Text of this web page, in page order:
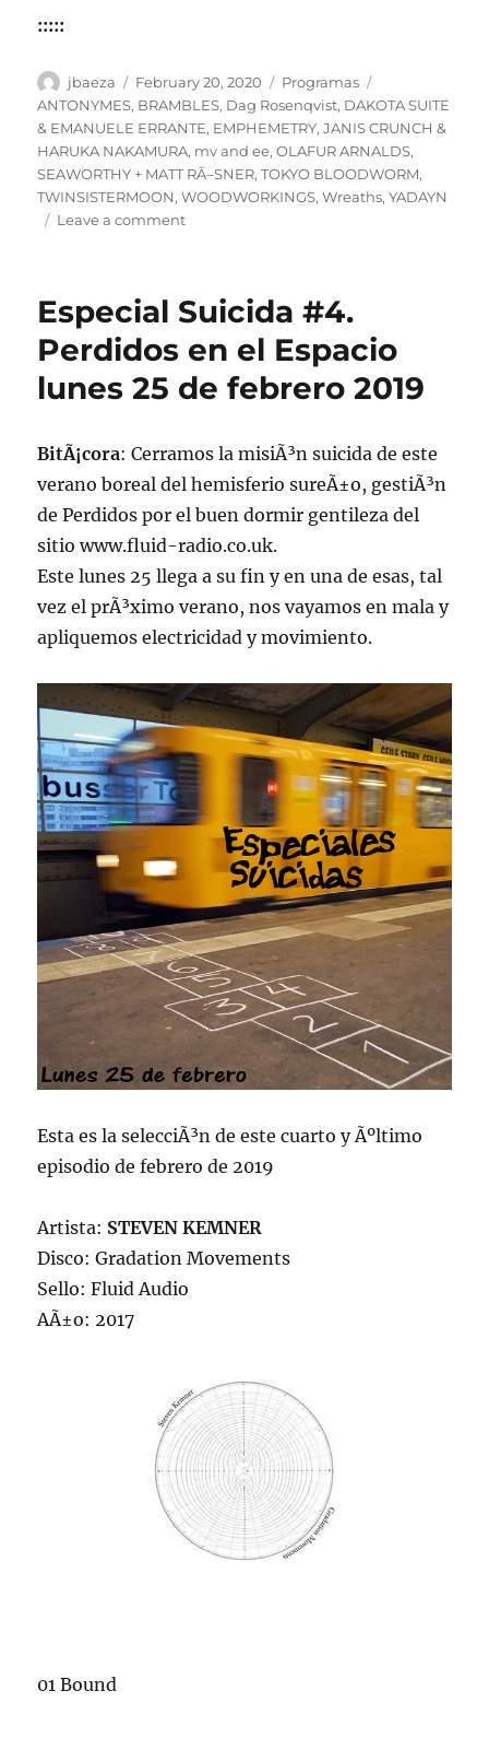
:::::
Author
jbaeza
Posted
on
February 20, 2020 Categories
Programas
ANTONYMES, BRAMBLES, Dag Rosenqvist, DAKOTA SUITE
& EMANUELE ERRANTE, EMPHEMETRY,JANIS CRUNCH &
HARUKA NAKAMURA, mv and ee,OLAFUR ARNALDS,
SEAWORTHY + MATT RÃ–SNER,TOKYO BLOODWORM,
TWINSISTERMOON,WOODWORKINGS,Wreaths,YADAYN
Leave a commenton
Febrero
de
2020.
Perdidos
el
radio
U.
de
Especial Suicida #4.
Perdidos en el Espacio
lunes 25 de febrero 2019
BitÃ¡cora: Cerramos la misiÃ³n suicida de este
verano boreal del hemisferio sureÃ±o, gestiÃ³n
de Perdidos por el buen dormir gentileza del
sitio www.fluid-radio.co.uk.
Este lunes 25 llega a su fin y en una de esas, tal
vez el prÃ³ximo verano, nos vayamos en mala y
apliquemos electricidad y movimiento.
Esta es la selecciÃ³n de este cuarto y Ãºltimo
episodio de febrero de 2019
Artista: STEVEN KEMNER
Disco: Gradation Movements
Sello: Fluid Audio
AÃ±o: 2017
01 Bound